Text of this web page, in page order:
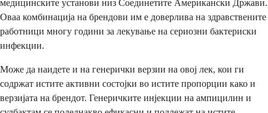
медицинските установи низ Соединетите Американски Држави.
Оваа комбинација на брендови им е доверлива на здравствените
работници многу години за лекување на сериозни бактериски
инфекции.
Може да наидете и на генерички верзии на овој лек, кои ги
содржат истите активни состојки во истите пропорции како и
верзијата на брендот. Генеричките инјекции на ампицилин и